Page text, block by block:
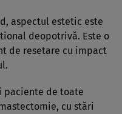
aspectul estetic este
deopotrivă. Este o
de resetare cu impact
de toate
cu stări